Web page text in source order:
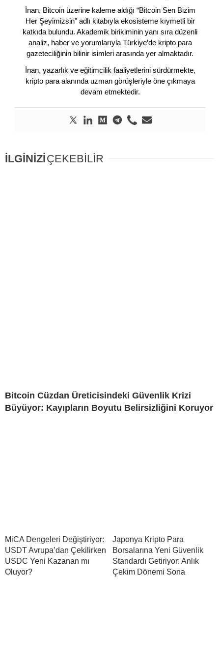
İnan, Bitcoin üzerine kaleme aldığı “Bitcoin Sen Bizim
Her Şeyimizsin” adlı kitabıyla ekosisteme kıymetli bir
katkıda bulundu. Akademik birikiminin yanı sıra düzenli
analiz, haber ve yorumlarıyla Türkiye’de kripto para
gazeteciliğinin bilinir isimleri arasında yer almaktadır.
İnan, yazarlık ve eğitimcilik faaliyetlerini sürdürmekte,
kripto para alanında uzman görüşleriyle öne çıkmaya
devam etmektedir.
İLGİNİZİÇEKEBİLİR
Bitcoin Cüzdan Üreticisindeki Güvenlik Krizi
Büyüyor: Kayıpların Boyutu Belirsizliğini Koruyor
MiCA Dengeleri Değiştiriyor:
USDT Avrupa’dan Çekilirken
USDC Yeni Kazanan mı
Oluyor?
Japonya Kripto Para
Borsalarına Yeni Güvenlik
Standardı Getiriyor: Anlık
Çekim Dönemi Sona